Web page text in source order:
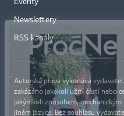
Eventy
Newslettery
RSS kanály
Autorská práva vykonává
zakázáno jakékoli užití částí nebo
jakýmkoli způsobem,
jiném jazyce. Bez souhlasu